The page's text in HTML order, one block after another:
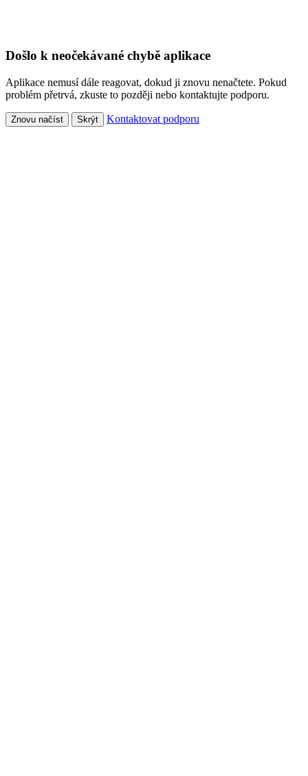
Došlo k neočekávané chybě aplikace
Aplikace nemusí dále reagovat, dokud ji znovu nenačtete. Pokud
problém přetrvá, zkuste to později nebo kontaktujte podporu.
Znovu načíst Skrýt Kontaktovat podporu